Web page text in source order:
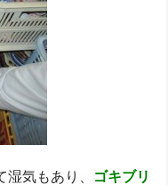
気もあり、
ゴキブリ